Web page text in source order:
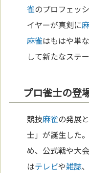
雀のプロフェッ
イヤーが真剣に
麻雀はもはや単
して新たなステ
プロ雀士の登
競技麻雀の発展
士」が誕生した
め、公式戦や大
はテレビや雑誌